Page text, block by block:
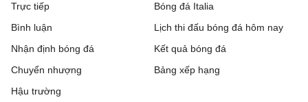
Trực tiếp
Bóng đá Italia
Bình luận
Nhận định bóng đá
Chuyển nhượng
Hậu trường
Lịch thi đấu bóng đá hôm nay
Kết quả bóng đá
Bảng xếp hạng